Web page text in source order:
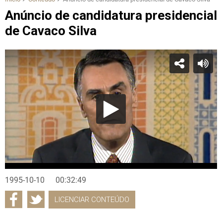
Anúncio de candidatura presidencial
de Cavaco Silva
1995-10-10 00:32:49
LICENCIAR CONTEÚDO